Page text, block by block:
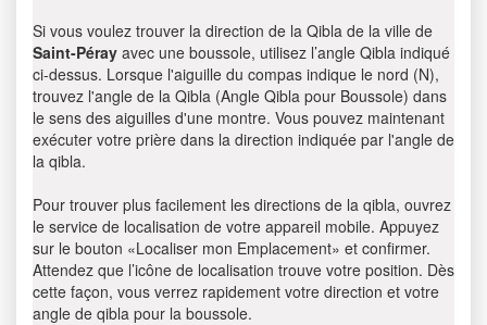
Si vous voulez trouver la direction de la Qibla de la ville de
Saint-Péray avec une boussole, utilisez l’angle Qibla indiqué
ci-dessus. Lorsque l'aiguille du compas indique le nord (N),
trouvez l'angle de la Qibla (Angle Qibla pour Boussole) dans
le sens des aiguilles d'une montre. Vous pouvez maintenant
exécuter votre prière dans la direction indiquée par l'angle de
la qibla.
Pour trouver plus facilement les directions de la qibla, ouvrez
le service de localisation de votre appareil mobile. Appuyez
sur le bouton «Localiser mon Emplacement» et confirmer.
Attendez que l’icône de localisation trouve votre position. Dès
cette façon, vous verrez rapidement votre direction et votre
angle de qibla pour la boussole.